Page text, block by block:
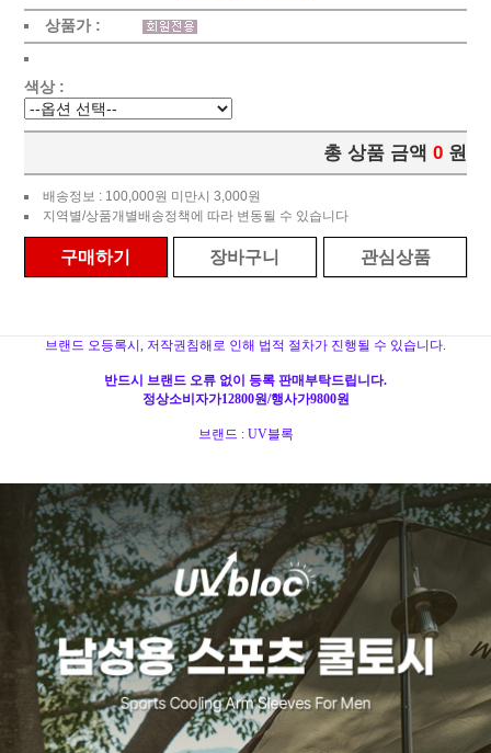
상품가 :
색상 :
총 상품 금액 0 원
배송정보 : 100,000원 미만시 3,000원
지역별/상품개별배송정책에 따라 변동될 수 있습니다
구매하기 장바구니 관심상품
브랜드 오등록시, 저작권침해로 인해 법적 절차가 진행될 수 있습니다.
반드시 브랜드 오류 없이 등록 판매부탁드립니다.
정상소비자가12800원/행사가9800원
브랜드 : UV블록